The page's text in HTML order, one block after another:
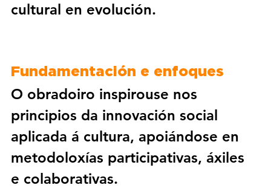
cultural en evolución.
Fundamentación e enfoques
O obradoiro inspirouse nos
principios da innovación social
aplicada á cultura, apoiándose en
metodoloxías participativas, áxiles
e colaborativas.